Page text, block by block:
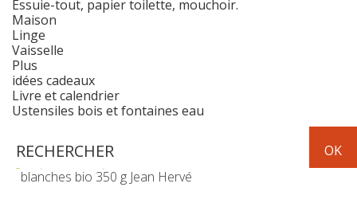
Essuie-tout, papier toilette, mouchoir.
Maison
Linge
Vaisselle
Plus
idées cadeaux
Livre et calendrier
Ustensiles bois et fontaines eau
Epicerie
Purée d'amandes
blanches bio 350 g Jean Hervé